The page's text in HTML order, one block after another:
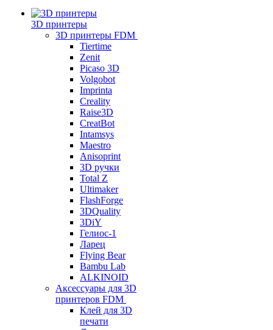
3D принтеры
3D принтеры FDM
Tiertime
Zenit
Picaso 3D
Volgobot
Imprinta
Creality
Raise3D
CreatBot
Intamsys
Maestro
Anisoprint
3D ручки
Total Z
Ultimaker
FlashForge
3DQuality
3DiY
Гелиос-1
Ларец
Flying Bear
Bambu Lab
ALKINOID
Аксессуары для 3D
принтеров FDM
Клей для 3D
печати